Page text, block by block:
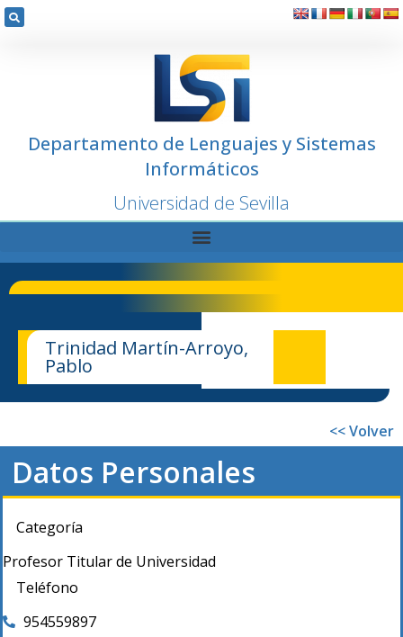
Departamento de Lenguajes y Sistemas
Informáticos
Universidad de Sevilla
Trinidad Martín-Arroyo,
Pablo
<< Volver
Datos Personales
Categoría
Profesor Titular de Universidad
Teléfono
954559897